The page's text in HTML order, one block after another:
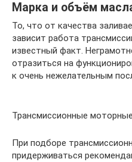
Марка и объём
То, что от качества
зависит работа
известный факт.
отразиться на
к очень нежелательным
Трансмиссионные
При подборе
придерживаться